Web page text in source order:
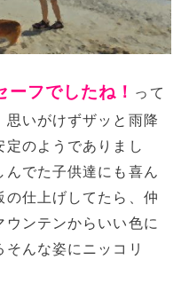
ーフでしたね！ って
いがけずザッと雨降
定のようでありまし
んでた子供達にも喜ん
の仕上げしてたら、仲
ウンテンからいい色に
んな姿にニッコリ